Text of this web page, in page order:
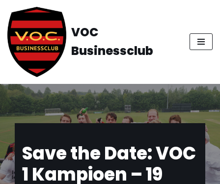
Ga
naar
de
inhoud
VOC
Businessclub
Save the Date: VOC
1 Kampioen – 19